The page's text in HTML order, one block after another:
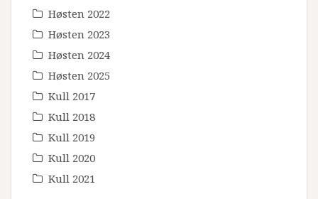
Høsten 2022
Høsten 2023
Høsten 2024
Høsten 2025
Kull 2017
Kull 2018
Kull 2019
Kull 2020
Kull 2021